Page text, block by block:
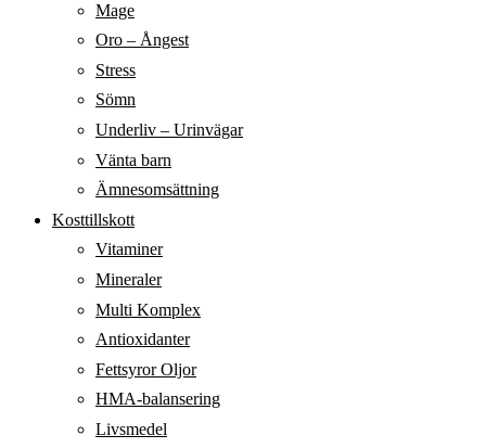
Mage
Oro – Ångest
Stress
Sömn
Underliv – Urinvägar
Vänta barn
Ämnesomsättning
Kosttillskott
Vitaminer
Mineraler
Multi Komplex
Antioxidanter
Fettsyror Oljor
HMA-balansering
Livsmedel